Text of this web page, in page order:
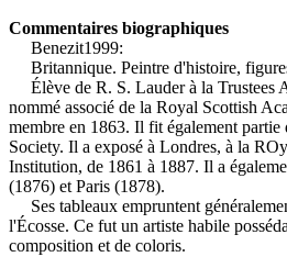
Commentaires biographiques
Benezit1999:
Britannique. Peintre d'histoire,
Élève de R. S. Lauder à la Trustees
nommé associé de la Royal Scottish
membre en 1863. Il fit également
Society. Il a exposé à Londres, à la
Institution, de 1861 à 1887. Il a
(1876) et Paris (1878).
Ses tableaux empruntent
l'Écosse. Ce fut un artiste habile
composition et de coloris.